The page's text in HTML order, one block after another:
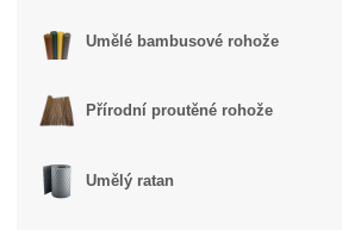
Umělé bambusové rohože
Přírodní proutěné rohože
Umělý ratan